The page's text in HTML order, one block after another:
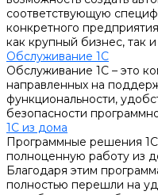
соответствующую
конкретного
как крупный бизнес, так
Обслуживание 1С
Обслуживание 1С – это
направленных на
функциональности,
безопасности
1С из дома
Программные решения
полноценную работу из
Благодаря этим
полностью перешли на